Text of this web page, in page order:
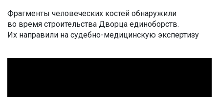
Фрагменты человеческих костей обнаружили
во время строительства Дворца единоборств.
Их направили на судебно-медицинскую экспертизу